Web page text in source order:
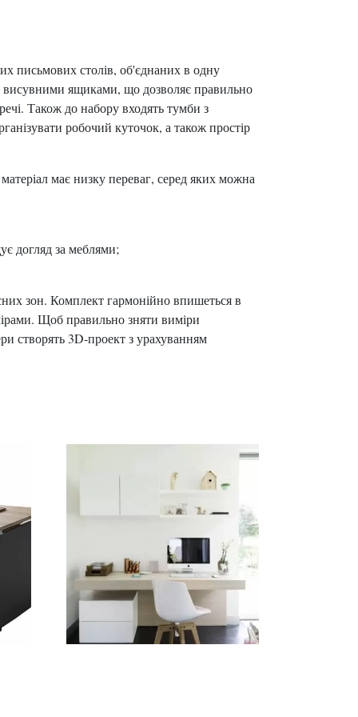
письмових столів, об'єднаних в одну
ящиками, що дозволяє правильно
Також до набору входять тумби з
робочий куточок, а також простір
має низку переваг, серед яких можна
догляд за меблями;
зон. Комплект гармонійно впишеться в
Щоб правильно зняти виміри
створять 3D-проект з урахуванням